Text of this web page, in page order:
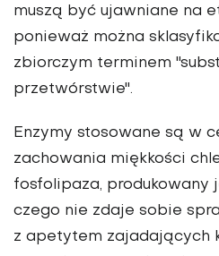
muszą być ujawniane na
ponieważ można
zbiorczym terminem
przetwórstwie".
Enzymy stosowane są w
zachowania miękkości
fosfolipaza, produkowany
czego nie zdaje sobie
z apetytem zajadających